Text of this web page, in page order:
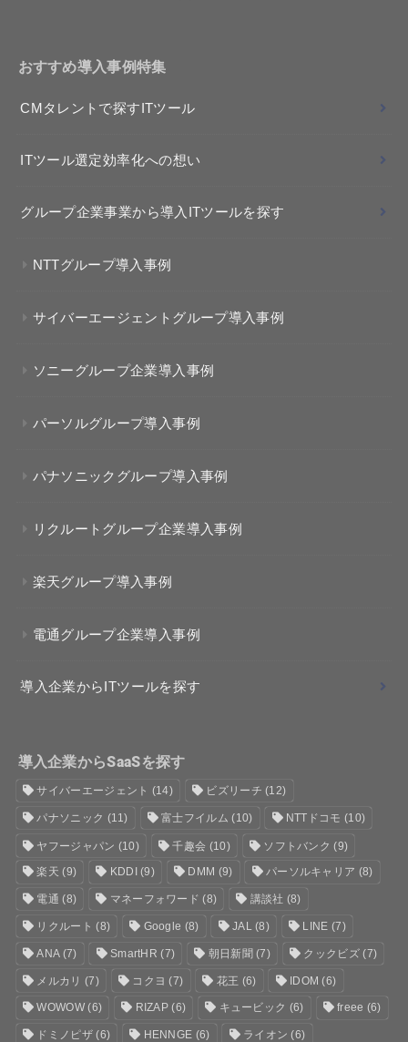
おすすめ導入事例特集
CMタレントで探すITツール
ITツール選定効率化への想い
グループ企業事業から導入ITツールを探す
NTTグループ導入事例
サイバーエージェントグループ導入事例
ソニーグループ企業導入事例
パーソルグループ導入事例
パナソニックグループ導入事例
リクルートグループ企業導入事例
楽天グループ導入事例
電通グループ企業導入事例
導入企業からITツールを探す
導入企業からSaaSを探す
サイバーエージェント (14) ビズリーチ (12)
パナソニック (11) 富士フイルム (10) NTTドコモ (10)
ヤフージャパン (10) 千趣会 (10) ソフトバンク (9)
楽天 (9) KDDI (9) DMM (9) パーソルキャリア (8)
電通 (8) マネーフォワード (8) 講談社 (8)
リクルート (8) Google (8) JAL(8) LINE (7)
ANA(7) SmartHR (7) 朝日新聞 (7) クックビズ(7)
メルカリ (7) コクヨ (7) 花王 (6) IDOM (6)
WOWOW(6) RIZAP (6) キュービック (6) freee (6)
ドミノピザ(6) HENNGE (6) ライオン (6)